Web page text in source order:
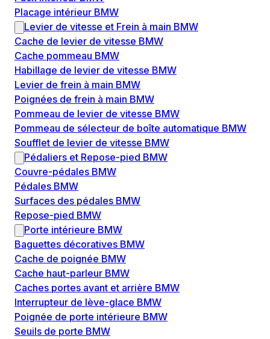
Placage intérieur BMW
Levier de vitesse et Frein à main BMW
Cache de levier de vitesse BMW
Cache pommeau BMW
Habillage de levier de vitesse BMW
Levier de frein à main BMW
Poignées de frein à main BMW
Pommeau de levier de vitesse BMW
Pommeau de sélecteur de boîte automatique BMW
Soufflet de levier de vitesse BMW
Pédaliers et Repose-pied BMW
Couvre-pédales BMW
Pédales BMW
Surfaces des pédales BMW
Repose-pied BMW
Porte intérieure BMW
Baguettes décoratives BMW
Cache de poignée BMW
Cache haut-parleur BMW
Caches portes avant et arrière BMW
Interrupteur de lève-glace BMW
Poignée de porte intérieure BMW
Seuils de porte BMW